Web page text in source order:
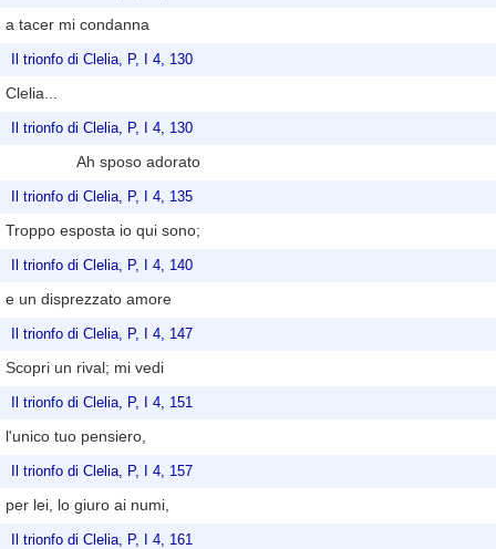
a tacer mi condanna
Il trionfo di Clelia, P, I 4, 130
Clelia...
Il trionfo di Clelia, P, I 4, 130
Ah sposo adorato
Il trionfo di Clelia, P, I 4, 135
Troppo esposta io qui sono;
Il trionfo di Clelia, P, I 4, 140
e un disprezzato amore
Il trionfo di Clelia, P, I 4, 147
Scopri un rival; mi vedi
Il trionfo di Clelia, P, I 4, 151
l'unico tuo pensiero,
Il trionfo di Clelia, P, I 4, 157
per lei, lo giuro ai numi,
Il trionfo di Clelia, P, I 4, 161